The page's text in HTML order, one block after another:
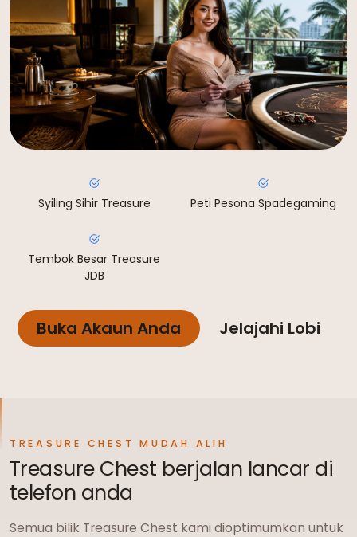
Syiling Sihir Treasure Peti Pesona Spadegaming
Tembok Besar Treasure
JDB
Buka Akaun Anda Jelajahi Lobi
TREASURE CHEST MUDAH ALIH
Treasure Chest berjalan lancar di
telefon anda
Semua bilik Treasure Chest kami dioptimumkan untuk